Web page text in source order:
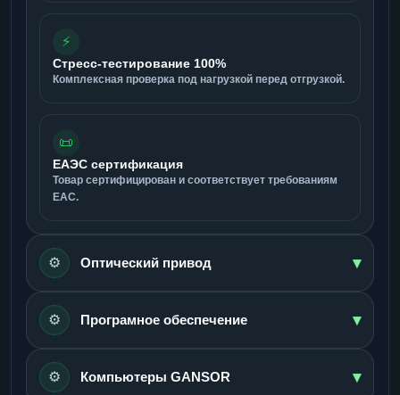
⚡
Стресс-тестирование 100%
Комплексная проверка под нагрузкой перед отгрузкой.
📜
ЕАЭС сертификация
Товар сертифицирован и соответствует требованиям
ЕАС.
⚙️ Оптический привод ▾
⚙️ Програмное обеспечение ▾
⚙️ Компьютеры GANSOR ▾